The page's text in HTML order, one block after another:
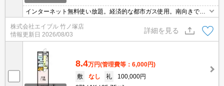
インターネット無料使い放題。経済的な都市ガス使用。南向きで日
当り良好。独立洗面台。人気のオートロック付マンション。仲介手
数料家賃の0.55ヵ月分。都内通勤の方におすすめ。
株式会社エイブル 竹ノ塚店
情報更新日 2026/08/03
詳細を見る
8.4万円(管理費等：6,000円)
敷
なし 礼
100,000円